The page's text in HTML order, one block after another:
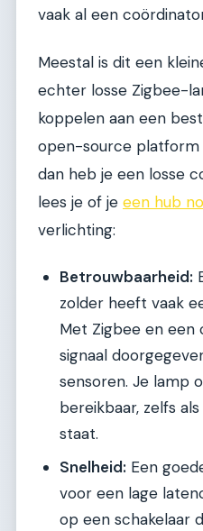
vaak al een
Meestal is dit een
echter losse Zigbee-
koppelen aan een
open-source platform
dan heb je een losse
lees je of je een hub
verlichting:
Betrouwbaarheid:
zolder heeft vaak
Met Zigbee en
signaal
sensoren. Je lamp
bereikbaar, zelfs
staat.
Snelheid: Een
voor een lage
op een schakelaar